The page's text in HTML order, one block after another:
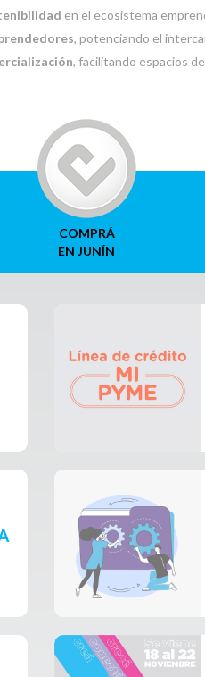
en el ecosistema
, potenciando el
, facilitando espacios
COMPRÁ
EN JUNÍN
del